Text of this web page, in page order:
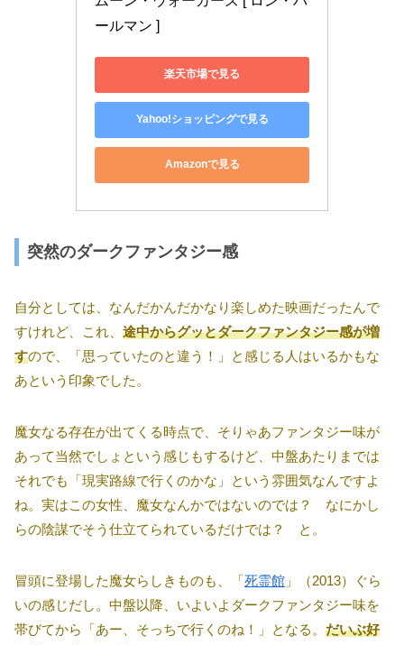
ールマン ]
楽天市場で見る
Yahoo!ショッピングで見る
Amazonで見る
突然のダークファンタジー感
自分としては、なんだかんだかなり楽しめた映画だったんで
すけれど、これ、 途中からグッとダークファンタジー感が増
すので、「思っていたのと違う！」と感じる人はいるかもな
あという印象でした。
魔女なる存在が出てくる時点で、そりゃあファンタジー味が
あって当然でしょという感じもするけど、中盤あたりまでは
それでも「現実路線で行くのかな」という雰囲気なんですよ
ね。実はこの女性、魔女なんかではないのでは？ なにかし
らの陰謀でそう仕立てられているだけでは？ と。
冒頭に登場した魔女らしきものも、「死霊館 」（2013）ぐら
いの感じだし。中盤以降、いよいよダークファンタジー味を
帯びてから「あー、そっちで行くのね！」となる。 だいぶ好